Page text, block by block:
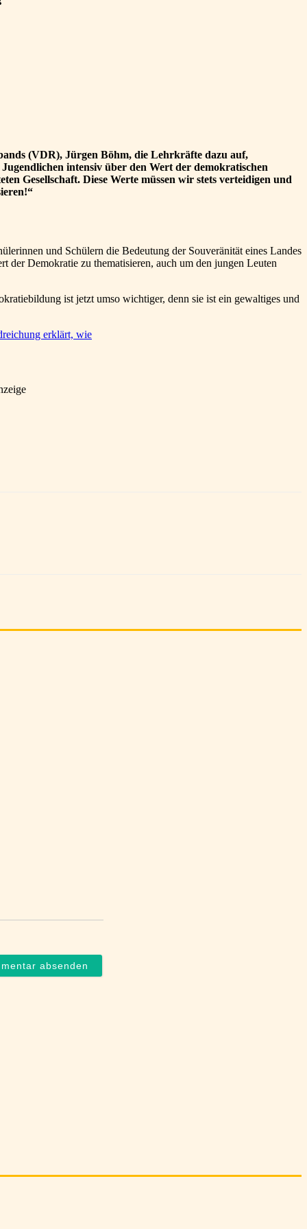
(VDR), Jürgen Böhm, die Lehrkräfte dazu auf,
intensiv über den Wert der demokratischen
Gesellschaft. Diese Werte müssen wir stets verteidigen und
und Schülern die Bedeutung der Souveränität eines Landes
der Demokratie zu thematisieren, auch um den jungen Leuten
ist jetzt umso wichtiger, denn sie ist ein gewaltiges und
erklärt, wie